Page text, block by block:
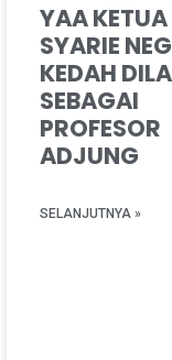
YAA
SYARIE
KEDAH
SEBAGAI
PROFESOR
ADJUNG
SELANJUTNYA »